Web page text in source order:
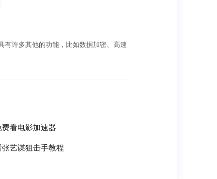
有许多其他的功能，比如数据加密、高速
看电影加速器
艺谋狙击手教程